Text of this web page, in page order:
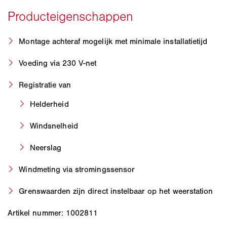
Montage achteraf mogelijk met minimale installatietijd
Voeding via 230 V-net
Registratie van
Helderheid
Windsnelheid
Neerslag
Windmeting via stromingssensor
Grenswaarden zijn direct instelbaar op het weerstation
Artikel nummer: 1002811